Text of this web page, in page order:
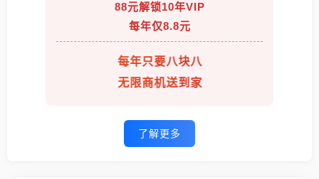
88元解锁10年VIP
每年仅8.8元
每年只要八块八
无限商机送到家
了解更多